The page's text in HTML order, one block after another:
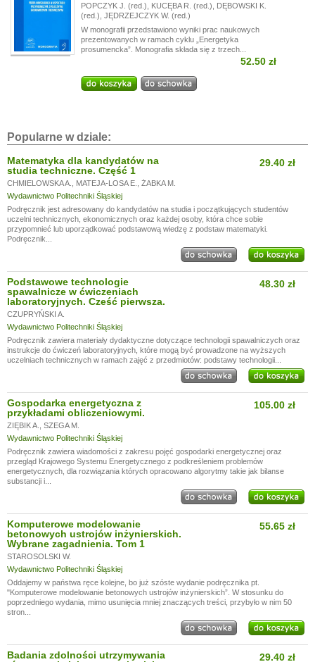
POPCZYK J. (red.)
KUCĘBA R. (red.)
DĘBOWSKI K.
(red.) JĘDRZEJCZYK W. (red.)
W monografii przedstawiono wyniki prac naukowych
prezentowanych w ramach cyklu „Energetyka
prosumencka”. Monografia składa się z trzech...
52.50 zł
Popularne w dziale:
Matematyka dla kandydatów na
studia techniczne. Część 1
CHMIELOWSKA A. MATEJA-LOSA E.
ŻABKA M.
Wydawnictwo Politechniki Śląskiej
29.40 zł
Podręcznik jest adresowany do kandydatów na studia i początkujących studentów
uczelni technicznych, ekonomicznych oraz każdej osoby, która chce sobie
przypomnieć lub uporządkować podstawową wiedzę z podstaw matematyki.
Podręcznik...
Podstawowe technologie
spawalnicze w ćwiczeniach
laboratoryjnych. Cześć pierwsza.
CZUPRYŃSKI A.
Wydawnictwo Politechniki Śląskiej
48.30 zł
Podręcznik zawiera materiały dydaktyczne dotyczące technologii spawalniczych oraz
instrukcje do ćwiczeń laboratoryjnych, które mogą być prowadzone na wyższych
uczelniach technicznych w ramach zajęć z przedmiotów: podstawy technologii...
Gospodarka energetyczna z
przykładami obliczeniowymi.
ZIĘBIK A.
SZEGA M.
Wydawnictwo Politechniki Śląskiej
105.00 zł
Podręcznik zawiera wiadomości z zakresu pojęć gospodarki energetycznej oraz
przegląd Krajowego Systemu Energetycznego z podkreśleniem problemów
energetycznych, dla rozwiązania których opracowano algorytmy takie jak bilanse
substancji i...
Komputerowe modelowanie
betonowych ustrojów inżynierskich.
Wybrane zagadnienia. Tom 1
STAROSOLSKI W.
Wydawnictwo Politechniki Śląskiej
55.65 zł
Oddajemy w państwa ręce kolejne, bo już szóste wydanie podręcznika pt.
"Komputerowe modelowanie betonowych ustrojów inżynierskich”. W stosunku do
poprzedniego wydania, mimo usunięcia mniej znaczących treści, przybyło w nim 50
stron...
Badania zdolności utrzymywania
29.40 zł